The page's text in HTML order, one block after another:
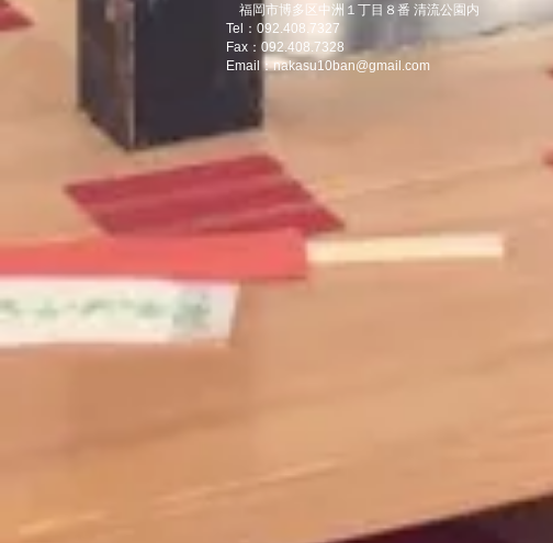
福岡市博多区中洲１丁目８番 清流公園内
Tel：092.408.7327
Fax：092.408.7328
Email：nakasu10ban@gmail.com